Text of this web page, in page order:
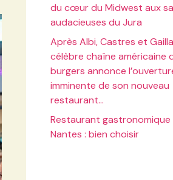
du cœur du Midwest aux
audacieuses du Jura
Après Albi, Castres et
célèbre chaîne américaine
burgers annonce
imminente de son nouveau
restaurant…
Restaurant gastronomique
Nantes : bien choisir